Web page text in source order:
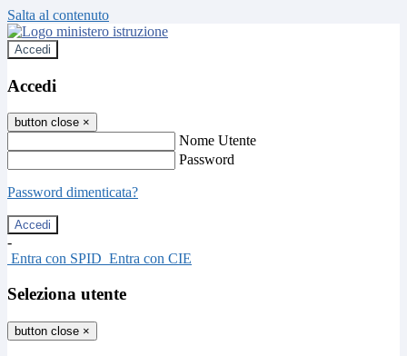
Salta al contenuto
Accedi
Accedi
button close ×
Nome Utente
Password
Password dimenticata?
-
Entra con SPID Entra con CIE
Seleziona utente
button close ×